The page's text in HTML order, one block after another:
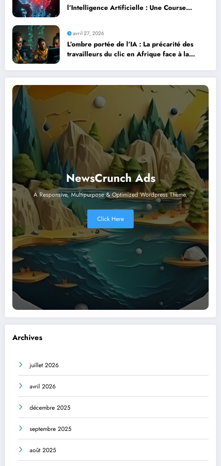
l’Intelligence Artificielle : Une Course
avril 27, 2026
L’ombre portée de l’IA : La précarité des
travailleurs du clic en Afrique face à la
NewsCrunch Ads
A Responsive, Multipurpose & Optimized Wordpress Theme.
Click Here
Archives
juillet 2026
avril 2026
décembre 2025
septembre 2025
août 2025